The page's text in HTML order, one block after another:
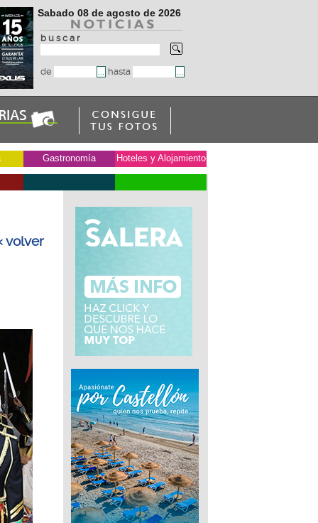
Sabado 08 de agosto de 2026
b u s c a r
de hasta
Gastronomía Hoteles y Alojamiento
volver